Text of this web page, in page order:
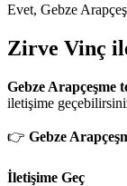
Evet, Gebze
Zirve Vinç
Gebze Arapçeşme
iletişime
👉 Gebze
İletişime Geç